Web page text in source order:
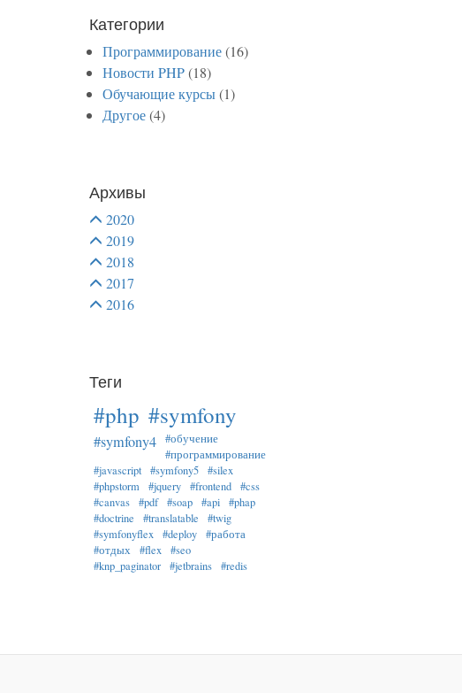
Категории
Программирование(16)
Новости PHP(18)
Обучающие курсы(1)
Другое(4)
Архивы
2020
2019
2018
2017
2016
Теги
#php #symfony
#symfony4 #обучение
#программирование
#javascript #symfony5 #silex
#phpstorm #jquery #frontend #css
#canvas #pdf #soap #api #phap
#doctrine
#translatable
#twig
#symfonyflex #deploy #работа
#отдых #flex #seo
#knp_paginator #jetbrains #redis